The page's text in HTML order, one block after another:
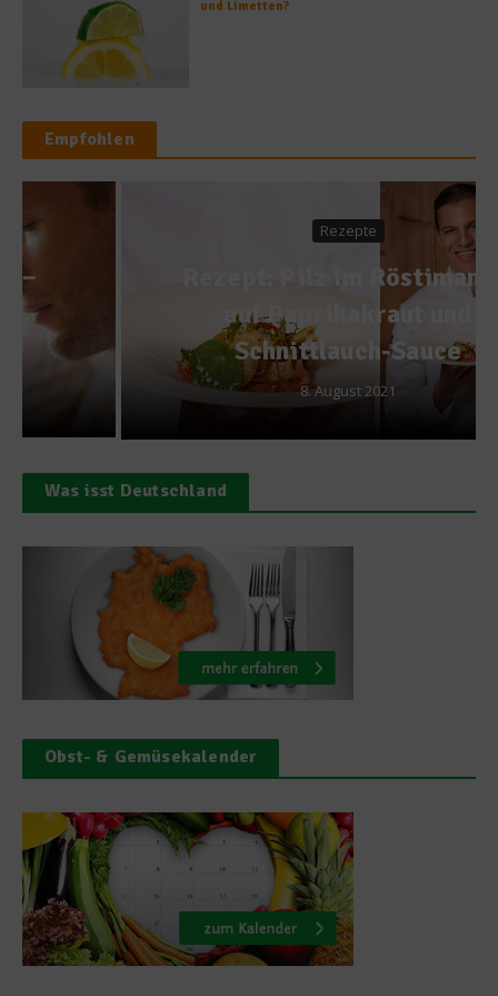
und Limetten?
Empfohlen
Rezept: Pilz im Röstimantel
auf Paprikakraut und
Schnittlauch-Sauce
8. August 2021
Was isst Deutschland
Obst- & Gemüsekalender